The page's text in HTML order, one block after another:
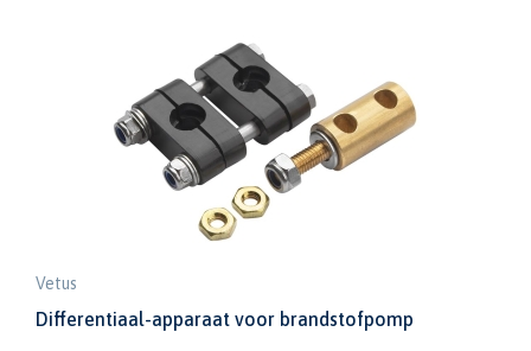
Vetus
Differentiaal-apparaat voor brandstofpomp